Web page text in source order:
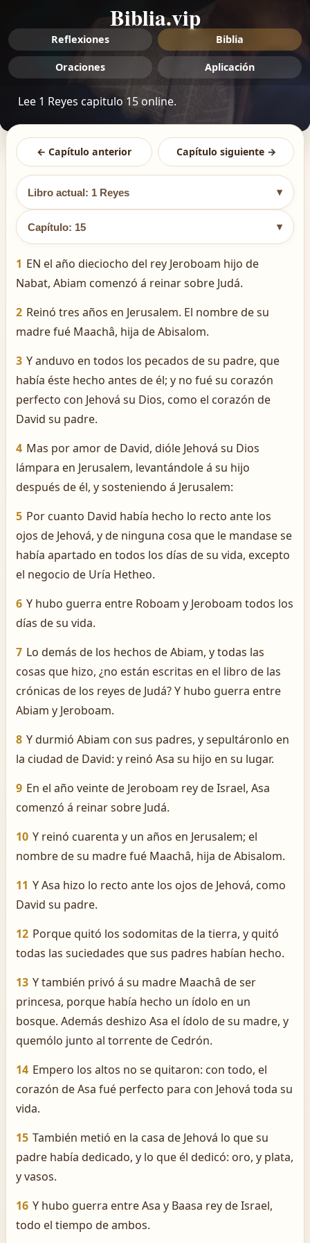
Biblia.vip
Reflexiones Biblia
Oraciones Aplicación
Lee 1 Reyes capitulo 15 online.
← Capítulo anterior Capítulo siguiente →
Libro actual: 1 Reyes ▾
Capítulo: 15 ▾
1 EN el año dieciocho del rey Jeroboam hijo de
Nabat, Abiam comenzó á reinar sobre Judá.
2 Reinó tres años en Jerusalem. El nombre de su
madre fué Maachâ, hija de Abisalom.
3 Y anduvo en todos los pecados de su padre, que
había éste hecho antes de él; y no fué su corazón
perfecto con Jehová su Dios, como el corazón de
David su padre.
4 Mas por amor de David, dióle Jehová su Dios
lámpara en Jerusalem, levantándole á su hijo
después de él, y sosteniendo á Jerusalem:
5 Por cuanto David había hecho lo recto ante los
ojos de Jehová, y de ninguna cosa que le mandase se
había apartado en todos los días de su vida, excepto
el negocio de Uría Hetheo.
6 Y hubo guerra entre Roboam y Jeroboam todos los
días de su vida.
7 Lo demás de los hechos de Abiam, y todas las
cosas que hizo, ¿no están escritas en el libro de las
crónicas de los reyes de Judá? Y hubo guerra entre
Abiam y Jeroboam.
8 Y durmió Abiam con sus padres, y sepultáronlo en
la ciudad de David: y reinó Asa su hijo en su lugar.
9 En el año veinte de Jeroboam rey de Israel, Asa
comenzó á reinar sobre Judá.
10 Y reinó cuarenta y un años en Jerusalem; el
nombre de su madre fué Maachâ, hija de Abisalom.
11 Y Asa hizo lo recto ante los ojos de Jehová, como
David su padre.
12 Porque quitó los sodomitas de la tierra, y quitó
todas las suciedades que sus padres habían hecho.
13 Y también privó á su madre Maachâ de ser
princesa, porque había hecho un ídolo en un
bosque. Además deshizo Asa el ídolo de su madre, y
quemólo junto al torrente de Cedrón.
14 Empero los altos no se quitaron: con todo, el
corazón de Asa fué perfecto para con Jehová toda su
vida.
15 También metió en la casa de Jehová lo que su
padre había dedicado, y lo que él dedicó: oro, y plata,
y vasos.
16 Y hubo guerra entre Asa y Baasa rey de Israel,
todo el tiempo de ambos.